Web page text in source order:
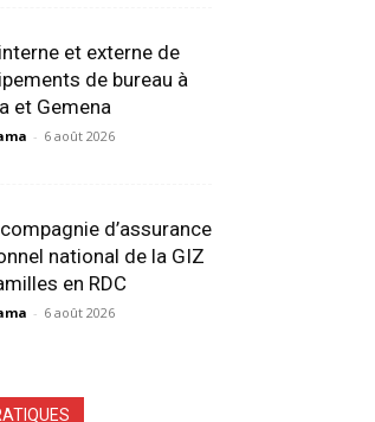
et externe de
de bureau à
et Gemena
- 6 août 2026
d’assurance
national de la GIZ
en RDC
- 6 août 2026